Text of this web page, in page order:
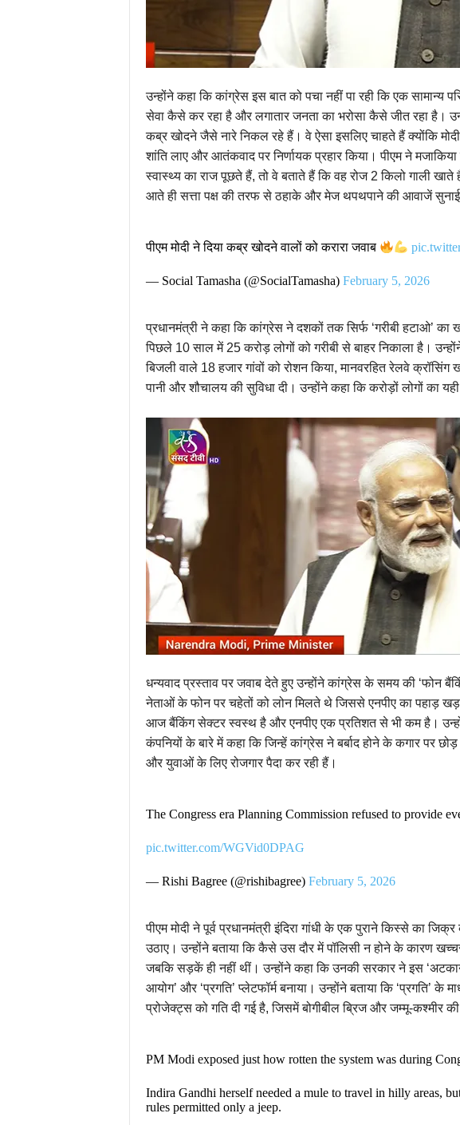
उन्होंने कहा कि कांग्रेस इस बात को पचा नहीं पा रही कि एक सामान्य
सेवा कैसे कर रहा है और लगातार जनता का भरोसा कैसे जीत रहा है।
कब्र खोदने जैसे नारे निकल रहे हैं। वे ऐसा इसलिए चाहते हैं क्योंकि मोदी
शांति लाए और आतंकवाद पर निर्णायक प्रहार किया। पीएम ने
स्वास्थ्य का राज पूछते हैं, तो वे बताते हैं कि वह रोज 2 किलो गाली खाते
आते ही सत्ता पक्ष की तरफ से ठहाके और मेज थपथपाने की आवाजें सुनाई
पीएम मोदी ने दिया कब्र खोदने वालों को करारा जवाब
— Social Tamasha (@SocialTamasha) February 5, 2026
प्रधानमंत्री ने कहा कि कांग्रेस ने दशकों तक सिर्फ ‘गरीबी हटाओ’ का
पिछले 10 साल में 25 करोड़ लोगों को गरीबी से बाहर निकाला है।
बिजली वाले 18 हजार गांवों को रोशन किया, मानवरहित रेलवे
पानी और शौचालय की सुविधा दी। उन्होंने कहा कि करोड़ों लोगों का यही
धन्यवाद प्रस्ताव पर जवाब देते हुए उन्होंने कांग्रेस के समय की ‘फोन
नेताओं के फोन पर चहेतों को लोन मिलते थे जिससे एनपीए का पहाड़ खड़ा
आज बैंकिंग सेक्टर स्वस्थ है और एनपीए एक प्रतिशत से भी कम है।
कंपनियों के बारे में कहा कि जिन्हें कांग्रेस ने बर्बाद होने के कगार पर
और युवाओं के लिए रोजगार पैदा कर रही हैं।
The Congress era Planning Commission refused to provide
pic.twitter.com/WGVid0DPAG
— Rishi Bagree (@rishibagree) February 5, 2026
पीएम मोदी ने पूर्व प्रधानमंत्री इंदिरा गांधी के एक पुराने किस्से का
उठाए। उन्होंने बताया कि कैसे उस दौर में पॉलिसी न होने के कारण
जबकि सड़कें ही नहीं थीं। उन्होंने कहा कि उनकी सरकार ने इस
आयोग’ और ‘प्रगति’ प्लेटफॉर्म बनाया। उन्होंने बताया कि
प्रोजेक्ट्स को गति दी गई है, जिसमें बोगीबील ब्रिज और जम्मू-कश्मीर
PM Modi exposed just how rotten the system was during
Indira Gandhi herself needed a mule to travel in hilly areas,
rules permitted only a jeep.